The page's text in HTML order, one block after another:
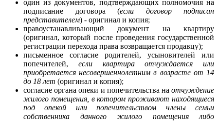
один из документов, подтверждающих полномочия на
подписание договора (если договор подписан
представителем) - оригинал и копия;
правоустанавливающий документ на квартиру
(оригинал, который после проведения государственной
регистрации перехода права возвращается продавцу);
письменное согласие родителей, усыновителей или
попечителей, если квартира отчуждается или
приобретается несовершеннолетним в возрасте от 14
до 18 лет (оригинал и копия);
согласие органа опеки и попечительства на отчуждение
жилого помещения, в котором проживают находящиеся
под опекой или попечительством члены семьи
собственника данного жилого помещения либо